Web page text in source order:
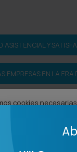
Y
EMPRESAS EN LA
cookies
y de terceros
sobre las
Cookies